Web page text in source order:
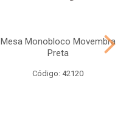
Mesa Monobloco Movembra
Preta
Código: 42120